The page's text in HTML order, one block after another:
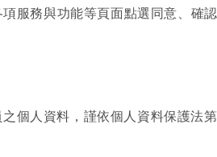
服務與功能等頁面點選同意、確
個人資料，謹依個人資料保護法